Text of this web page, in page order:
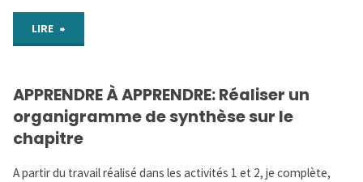
LIRE
APPRENDRE
Organigramme
APPRENDRE À APPRENDRE: Réaliser un
organigramme de synthèse sur le
chapitre
A partir du travail réalisé dans les activités 1 et 2, je complète,